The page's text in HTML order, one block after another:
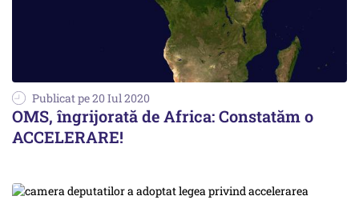
Publicat pe 20 Iul 2020
OMS, îngrijorată de Africa: Constatăm o
ACCELERARE!